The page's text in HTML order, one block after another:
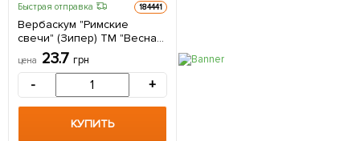
Быстрая отправка 184441
Вербаскум "Римские
свечи" (Зипер) ТМ "Весна"
цена 23.7 грн
- +
КУПИТЬ